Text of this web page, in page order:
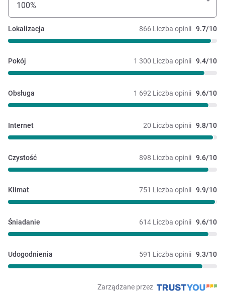
100%
866 Liczba opinii 9.7/10
Lokalizacja
1 300 Liczba opinii 9.4/10
Pokój
1 692 Liczba opinii 9.6/10
Obsługa
20 Liczba opinii 9.8/10
Internet
898 Liczba opinii 9.6/10
Czystość
751 Liczba opinii 9.9/10
Klimat
614 Liczba opinii 9.6/10
Śniadanie
591 Liczba opinii 9.3/10
Udogodnienia
Zarządzane przez